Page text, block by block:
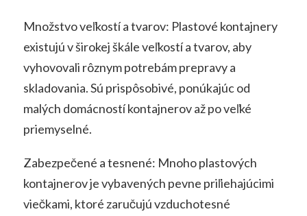
Množstvo veľkostí a tvarov: Plastové kontajnery
existujú v širokej škále veľkostí a tvarov, aby
vyhovovali rôznym potrebám prepravy a
skladovania. Sú prispôsobivé, ponúkajúc od
malých domácností kontajnerov až po veľké
priemyselné.
Zabezpečené a tesnené: Mnoho plastových
kontajnerov je vybavených pevne priľiehajúcimi
viečkami, ktoré zaručujú vzduchotesné